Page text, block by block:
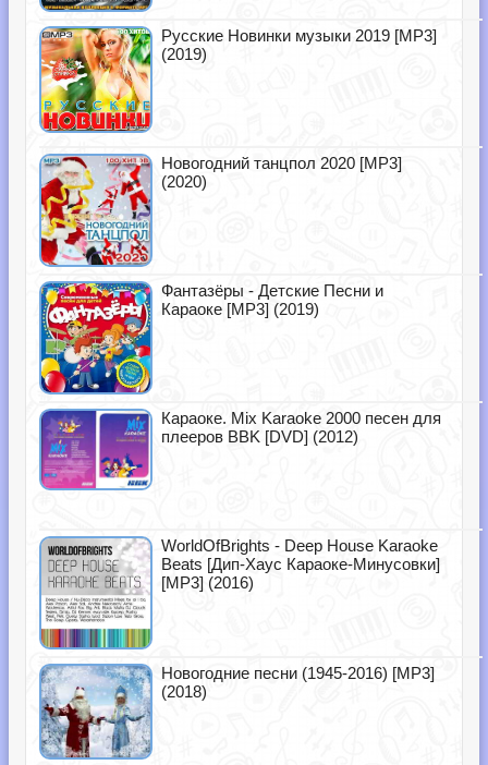
Русские Новинки музыки 2019 [MP3]
(2019)
Новогодний танцпол 2020 [MP3]
(2020)
Фантазёры - Детские Песни и
Караоке [MP3] (2019)
Караоке. Mix Karaoke 2000 песен для
плееров BBK [DVD] (2012)
WorldOfBrights - Deep House Karaoke
Beats [Дип-Хаус Караоке-Минусовки]
[MP3] (2016)
Новогодние песни (1945-2016) [MP3]
(2018)